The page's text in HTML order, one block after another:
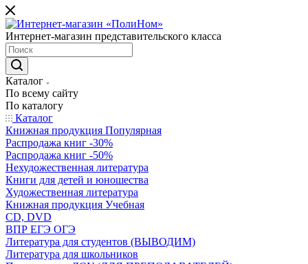
Интернет-магазин представительского класса
Каталог
По всему сайту
По каталогу
Каталог
Книжная продукция Популярная
Распродажа книг -30%
Распродажа книг -50%
Нехудожественная литература
Книги для детей и юношества
Художественная литература
Книжная продукция Учебная
CD, DVD
ВПР ЕГЭ ОГЭ
Литература для студентов (ВЫВОДИМ)
Литература для школьников